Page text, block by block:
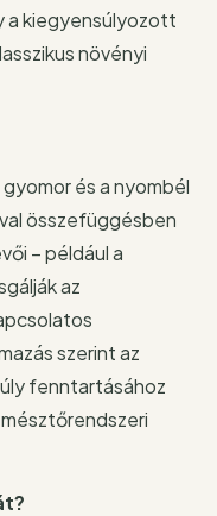
a kiegyensúlyozott
növényi
és a nyombél
összefüggésben
– például a
az
szerint az
fenntartásához